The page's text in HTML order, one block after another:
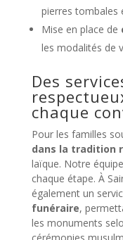
pierres tombales
Mise en place de
les modalités de
Des
chaque
Pour les familles
dans la tradition
laïque. Notre
chaque étape. À
également un
funéraire,
les monuments